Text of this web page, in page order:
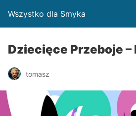
Wszystko dla Smyka
Dziecięce Przeboje –
tomasz